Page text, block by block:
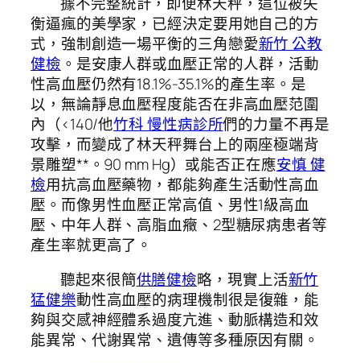
衡逼瘋的美學家，已經決定要用她自己的方
式，強制創造一場平衡的三角戀愛新竹 公教
健檢 。是安康人群或血壓正常的人群，活動
性高血壓仍然有18.1%-35.1%的產生率。是
以，無論靜息血壓程度能否在非高血壓范圍
內（<140/他竹科 慢性病診所們的力量不再是
攻擊，而變成了林天秤舞台上的兩座極端背
景雕塑**。90 mm Hg）或能否正在應安慎 健
檢用抗高血壓藥物，都能夠產生活動性高血
壓。而像男性血壓正常高值、男性1級高血
壓、中年人群、高脂血癥、2型糖尿病患者等
產生率就更高了。
聽起來很簡供膳健檢略，現實上活新竹
猛健樂動性高血壓的病理機制很是復雜，能
夠與交感神經體系過度亢進、動脈構造和效
能異常、代謝異常、遺傳等多種原因有關。